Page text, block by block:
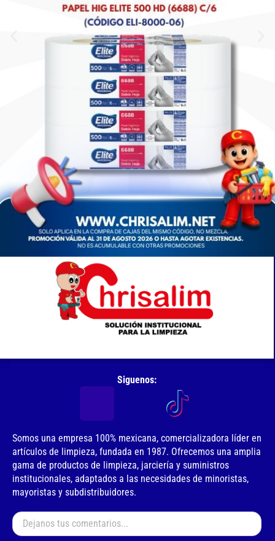
Siguenos:
Somos una empresa 100% mexicana, comercializadora líder en
artículos de limpieza, fundada en 1987. Ofrecemos una amplia
gama de productos de limpieza, jarciería y suministros
institucionales, adaptados a las necesidades de minoristas,
mayoristas y subdistribuidores.